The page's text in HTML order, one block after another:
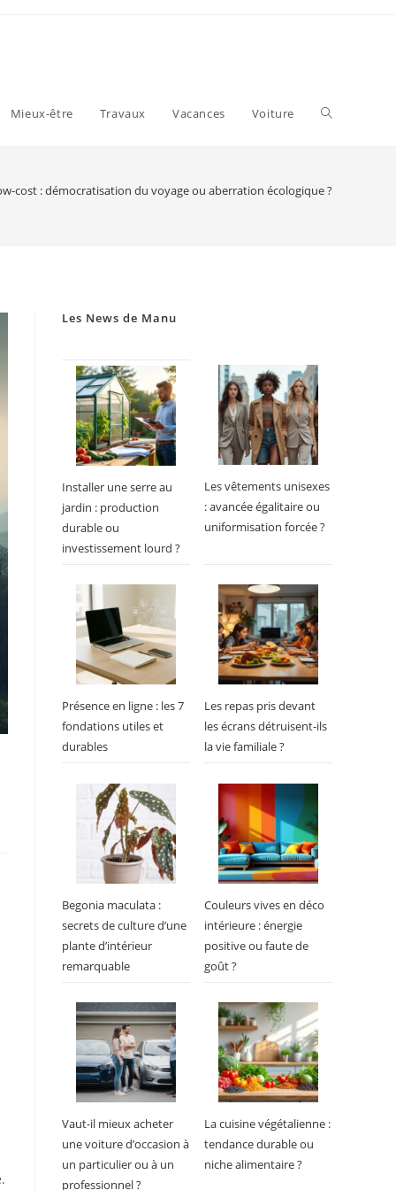
Mieux-être Travaux Vacances Voiture Toggle
cost : démocratisation du voyage ou aberration écologique ?
Les News de Manu
Installer une serre au
jardin : production
durable ou
investissement lourd ?
Les vêtements unisexes
: avancée égalitaire ou
uniformisation forcée ?
Présence en ligne : les 7
fondations utiles et
durables
Les repas pris devant
les écrans détruisent-ils
la vie familiale ?
Begonia maculata :
secrets de culture d’une
plante d’intérieur
remarquable
Couleurs vives en déco
intérieure : énergie
positive ou faute de
goût ?
Vaut-il mieux acheter
une voiture d’occasion à
un particulier ou à un
professionnel ?
La cuisine végétalienne :
tendance durable ou
niche alimentaire ?